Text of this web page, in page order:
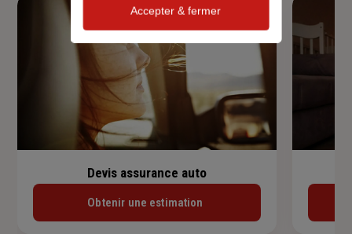
Devis assurance auto
Obtenir une estimation
Accepter & fermer